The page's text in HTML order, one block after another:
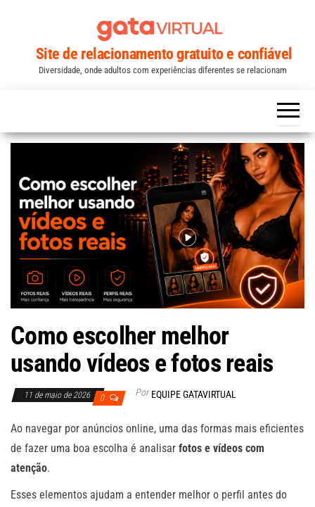
Site de relacionamento gratuito e confiável
Diversidade, onde adultos com experiências diferentes se relacionam
Como escolher melhor
usando vídeos e fotos reais
11 de maio de 2026 0 Por EQUIPE GATAVIRTUAL
Ao navegar por anúncios online, uma das formas mais eficientes
de fazer uma boa escolha é analisar fotos e vídeos com
atenção.
Esses elementos ajudam a entender melhor o perfil antes do